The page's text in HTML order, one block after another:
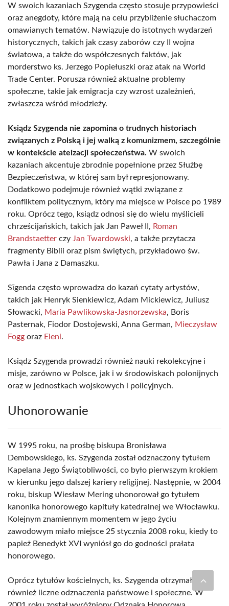
W swoich kazaniach Szygenda często stosuje przypowieści
oraz anegdoty, które mają na celu przybliżenie słuchaczom
omawianych tematów. Nawiązuje do istotnych wydarzeń
historycznych, takich jak czasy zaborów czy II wojna
światowa, a także do współczesnych faktów, jak
morderstwo ks. Jerzego Popiełuszki oraz atak na World
Trade Center. Porusza również aktualne problemy
społeczne, takie jak emigracja czy wzrost uzależnień,
zwłaszcza wśród młodzieży.
Ksiądz Szygenda nie zapomina o trudnych historiach
związanych z Polską i jej walką z komunizmem, szczególnie
w kontekście ateizacji społeczeństwa. W swoich
kazaniach akcentuje zbrodnie popełnione przez Służbę
Bezpieczeństwa, w której sam był represjonowany.
Dodatkowo podejmuje również wątki związane z
konfliktem politycznym, który ma miejsce w Polsce po 1989
roku. Oprócz tego, ksiądz odnosi się do wielu myślicieli
chrześcijańskich, takich jak Jan Paweł II, Roman
Brandstaetter czy Jan Twardowski, a także przytacza
fragmenty Biblii oraz pism świętych, przykładowo św.
Pawła i Jana z Damaszku.
Sīgenda często wprowadza do kazań cytaty artystów,
takich jak Henryk Sienkiewicz, Adam Mickiewicz, Juliusz
Słowacki, Maria Pawlikowska-Jasnorzewska, Boris
Pasternak, Fiodor Dostojewski, Anna German, Mieczysław
Fogg oraz Eleni.
Ksiądz Szygenda prowadzi również nauki rekolekcyjne i
misje, zarówno w Polsce, jak i w środowiskach polonijnych
oraz w jednostkach wojskowych i policyjnych.
Uhonorowanie
W 1995 roku, na prośbę biskupa Bronisława
Dembowskiego, ks. Szygenda został odznaczony tytułem
Kapelana Jego Świątobliwości, co było pierwszym krokiem
w kierunku jego dalszej kariery religijnej. Następnie, w 2004
roku, biskup Wiesław Mering uhonorował go tytułem
kanonika honorowego kapituły katedralnej we Włocławku.
Kolejnym znamiennym momentem w jego życiu
zawodowym miało miejsce 25 stycznia 2008 roku, kiedy to
papież Benedykt XVI wyniósł go do godności prałata
honorowego.
Oprócz tytułów kościelnych, ks. Szygenda otrzymał
również liczne odznaczenia państwowe i społeczne. W